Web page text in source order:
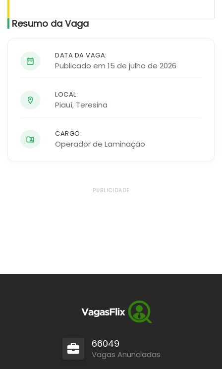
Resumo da Vaga
DATA DA VAGA:
Publicado em 15 de julho de 2026
LOCAL:
Piauí, Teresina
CARGO:
Operador de Laminação
PUBLICIDADE
66049
Vagas Anunciadas